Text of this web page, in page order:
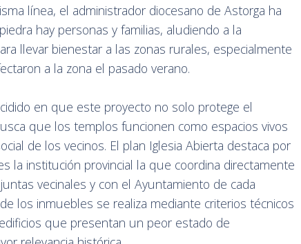
línea, el administrador diocesano de Astorga ha
hay personas y familias, aludiendo a la
llevar bienestar a las zonas rurales, especialmente
a la zona el pasado verano.
en que este proyecto no solo protege el
que los templos funcionen como espacios vivos
de los vecinos. El plan Iglesia Abierta destaca por
la institución provincial la que coordina directamente
vecinales y con el Ayuntamiento de cada
los inmuebles se realiza mediante criterios técnicos
que presentan un peor estado de